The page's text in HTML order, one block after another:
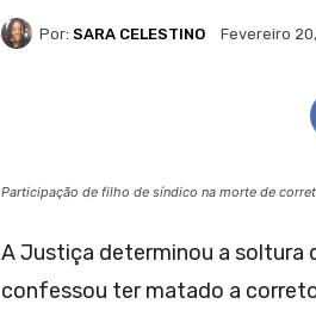
Por: SARA CELESTINO Fevereiro
Participação de filho de síndico na morte de
A Justiça determinou a soltura
confessou ter matado a